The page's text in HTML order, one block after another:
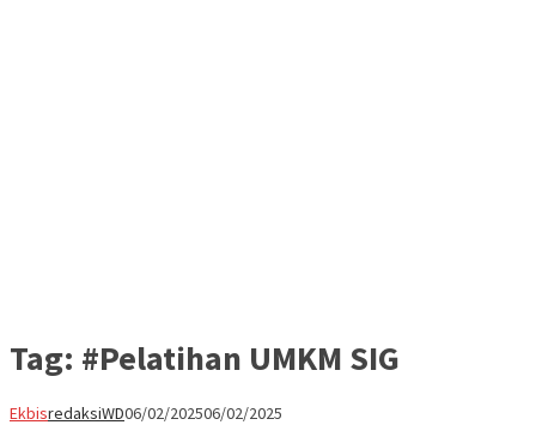
Tag: #Pelatihan UMKM SIG
EkbisredaksiWD06/02/202506/02/2025